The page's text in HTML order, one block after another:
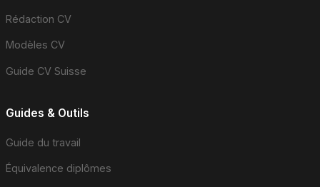
Rédaction CV
Modèles CV
Guide CV Suisse
Guides & Outils
Guide du travail
Équivalence diplômes